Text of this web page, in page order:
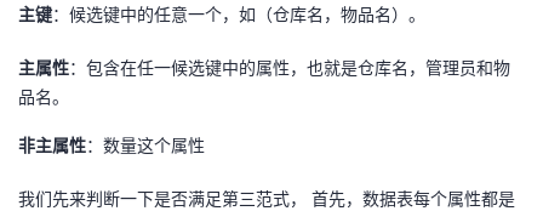
主键：候选键中的任意一个，如（仓库名，物品名）。
主属性：包含在任一候选键中的属性，也就是仓库名，管理员和物
品名。
非主属性：数量这个属性
我们先来判断一下是否满足第三范式， 首先，数据表每个属性都是